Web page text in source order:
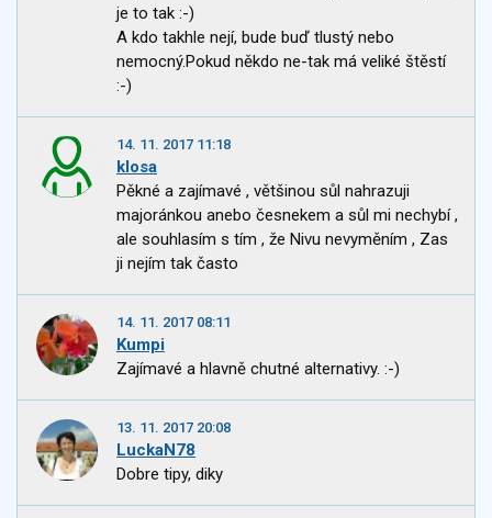
je to tak :-)
A kdo takhle nejí, bude buď tlustý nebo
nemocný.Pokud někdo ne-tak má veliké štěstí
:-)
14. 11. 2017 11:18
klosa
Pěkné a zajímavé , většinou sůl nahrazuji
majoránkou anebo česnekem a sůl mi nechybí ,
ale souhlasím s tím , že Nivu nevyměním , Zas
ji nejím tak často
14. 11. 2017 08:11
Kumpi
Zajímavé a hlavně chutné alternativy. :-)
13. 11. 2017 20:08
LuckaN78
Dobre tipy, diky